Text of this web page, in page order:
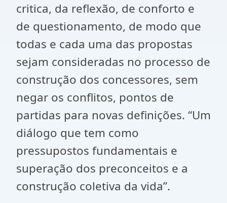
critica, da reflexão, de conforto e
de questionamento, de modo que
todas e cada uma das propostas
sejam consideradas no processo de
construção dos concessores, sem
negar os conflitos, pontos de
partidas para novas definições. “Um
diálogo que tem como
pressupostos fundamentais e
superação dos preconceitos e a
construção coletiva da vida”.